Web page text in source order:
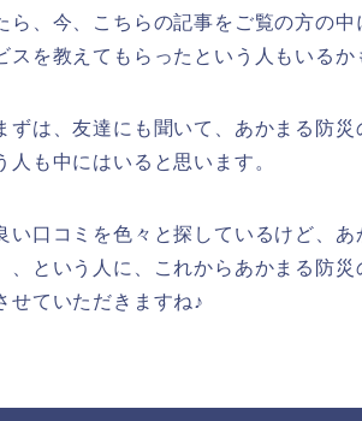
ら、今、こちらの記事をご覧の方の
スを教えてもらったという人もいるか
ずは、友達にも聞いて、あかまる防
人も中にはいると思います。
い口コミを色々と探しているけど、
、という人に、これからあかまる防
せていただきますね♪